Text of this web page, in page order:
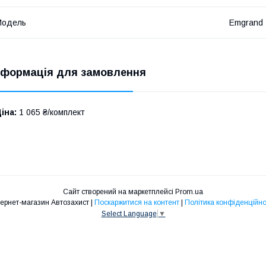
Emgrand
для замовлення
1 065 ₴/комплект
Сайт створений на маркетплейсі Prom.ua
Інтернет-магазин Автозахист | Поскаржитися на контент | Політика
Select Language ▼